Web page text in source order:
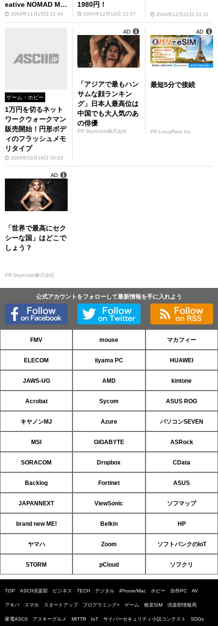
eative NOMAD Mu
Vo2」が発売
2003年11月25日 21:44
1980円！
2004年12月18日 21:57 2004年12月21日 23:12
ゲーム・ホビー
1万円を切るネット
ワークウォークマン
販売開始！円形ボデ
ィのフラッシュメモ
リタイプ
2005年03月18日 00:03
「アジアで最もハン
サムな顔ランキン
グ」日本人最高位は
中国でも大人気のあ
の俳優
PR Skyrocket株式会社
AD
最短5分で接続
PR LotusFlare Inc
AD
「世界で最高にセク
シーな国」はどこで
しょう？
PR Skyrocket株式会社
AD
公式アカウントをフォローして最新情報を手に入れよう
FMV mouse マカフィー
ELECOM iiyama PC HUAWEI
JAWS-UG AMD kintone
Acrobat Sycom ASUS ROG
キヤノンMJ Azure パソコンSEVEN
MSI GIGABYTE ASRock
SORACOM Dropbox CData
Backlog Fortinet ASUS
JAPANNEXT ViewSonic ソフマップ
brand new ME! Belkin HP
ヤマハ Zoom ソフトバンクのIoT
STORM pCloud ソフクリ
TOP ASCII倶楽部 ビジネス TECH デジタル iPhone/Mac ホビー 自作PC AV
アキバ スマホ スタートアップ プログラミング+ ゲーム 格安SIM 倶楽部情報局
家電ASCII アスキーグルメ MITTR IoT サイバーセキュリティ小説コンテスト SDGs